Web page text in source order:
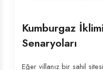
Kumburgaz
Senaryoları
Eğer villanız bir sahil